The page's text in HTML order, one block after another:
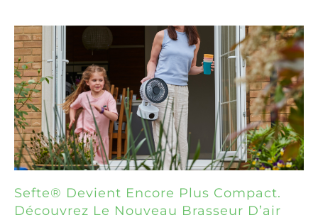
Sefte® Devient Encore Plus Compact.
Découvrez Le Nouveau Brasseur D’air